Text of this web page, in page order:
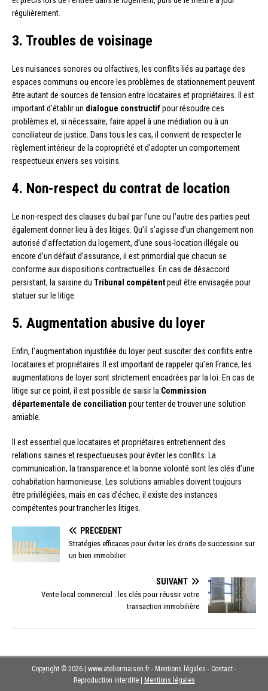
régulièrement.
3. Troubles de voisinage
Les nuisances sonores ou olfactives, les conflits liés au partage des
espaces communs ou encore les problèmes de stationnement peuvent
être autant de sources de tension entre locataires et propriétaires. Il est
important d’établir un dialogue constructifpour résoudre ces
problèmes et, si nécessaire, faire appel à une médiation ou à un
conciliateur de justice. Dans tous les cas, il convient de respecter le
règlement intérieur de la copropriété et d’adopter un comportement
respectueux envers ses voisins.
4. Non-respect du contrat de location
Le non-respect des clauses du bail par l’une ou l’autre des parties peut
également donner lieu à des litiges. Qu’il s’agisse d’un changement non
autorisé d’affectation du logement, d’une sous-location illégale ou
encore d’un défaut d’assurance, il est primordial que chacun se
conforme aux dispositions contractuelles. En cas de désaccord
persistant, la saisine du Tribunal compétentpeut être envisagée pour
statuer sur le litige.
5. Augmentation abusive du loyer
Enfin, l’augmentation injustifiée du loyer peut susciter des conflits entre
locataires et propriétaires. Il est important de rappeler qu’en France, les
augmentations de loyer sont strictement encadrées par la loi. En cas de
litige sur ce point, il est possible de saisir la Commission
départementale de conciliation pour tenter de trouver une solution
amiable.
Il est essentiel que locataires et propriétaires entretiennent des
relations saines et respectueuses pour éviter les conflits. La
communication, la transparence et la bonne volonté sont les clés d’une
cohabitation harmonieuse. Les solutions amiables doivent toujours
être privilégiées, mais en cas d’échec, il existe des instances
compétentes pour trancher les litiges.
PRÉCÉDENT
Stratégies efficaces pour éviter les droits de succession sur
un bien immobilier
SUIVANT
Vente local commercial : les clés pour réussir votre
transaction immobilière
Copyright © 2026 | www.ateliermaison.fr - Mentions légales - Contact -
Reproduction interdite
Mentions légales